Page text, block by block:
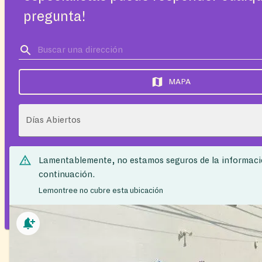
pregunta!
MAPA
Días Abiertos
Lamentablemente, no estamos seguros de la
continuación.
Lemontree no cubre esta ubicación